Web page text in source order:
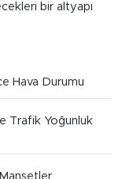
bir altyapı
Hava Durumu
Trafik Yoğunluk